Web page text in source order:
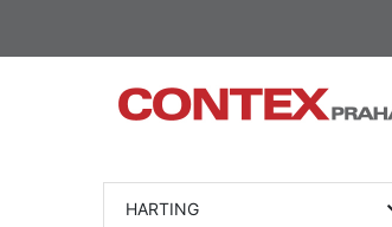
HARTING